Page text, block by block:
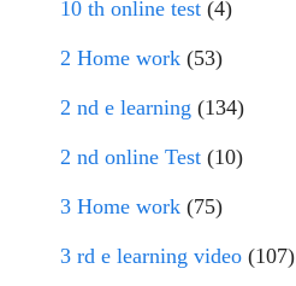
10 th online test (4)
2 Home work (53)
2 nd e learning (134)
2 nd online Test (10)
3 Home work (75)
3 rd e learning video (107)